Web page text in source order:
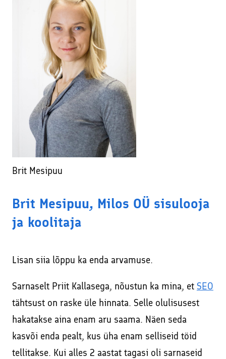
Brit Mesipuu
Brit Mesipuu, Milos OÜ sisulooja
ja koolitaja
Lisan siia lõppu ka enda arvamuse.
Sarnaselt Priit Kallasega, nõustun ka mina, et SEO
tähtsust on raske üle hinnata. Selle olulisusest
hakatakse aina enam aru saama. Näen seda
kasvõi enda pealt, kus üha enam selliseid töid
tellitakse. Kui alles 2 aastat tagasi oli sarnaseid